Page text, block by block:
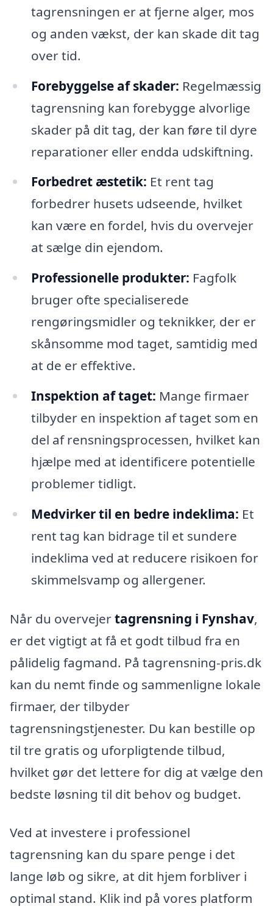
tagrensningen er at fjerne alger, mos
og anden vækst, der kan skade dit tag
over tid.
Forebyggelse af skader: Regelmæssig
tagrensning kan forebygge alvorlige
skader på dit tag, der kan føre til dyre
reparationer eller endda udskiftning.
Forbedret æstetik: Et rent tag
forbedrer husets udseende, hvilket
kan være en fordel, hvis du overvejer
at sælge din ejendom.
Professionelle produkter: Fagfolk
bruger ofte specialiserede
rengøringsmidler og teknikker, der er
skånsomme mod taget, samtidig med
at de er effektive.
Inspektion af taget: Mange firmaer
tilbyder en inspektion af taget som en
del af rensningsprocessen, hvilket kan
hjælpe med at identificere potentielle
problemer tidligt.
Medvirker til en bedre indeklima: Et
rent tag kan bidrage til et sundere
indeklima ved at reducere risikoen for
skimmelsvamp og allergener.
Når du overvejertagrensning i Fynshav,
er det vigtigt at få et godt tilbud fra en
pålidelig fagmand. På tagrensning-pris.dk
kan du nemt finde og sammenligne lokale
firmaer, der tilbyder
tagrensningstjenester. Du kan bestille op
til tre gratis og uforpligtende tilbud,
hvilket gør det lettere for dig at vælge den
bedste løsning til dit behov og budget.
Ved at investere i professionel
tagrensning kan du spare penge i det
lange løb og sikre, at dit hjem forbliver i
optimal stand. Klik ind på vores platform